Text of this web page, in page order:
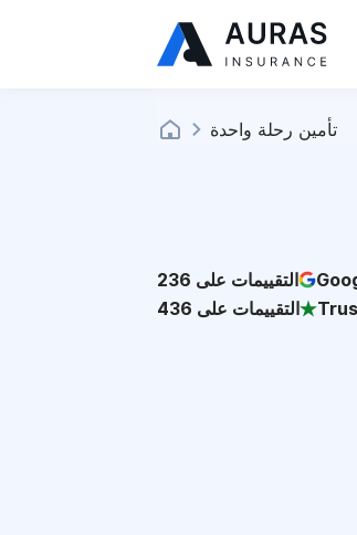
تأمين رحلة واحدة
236 التقييمات على
436 التقييمات على